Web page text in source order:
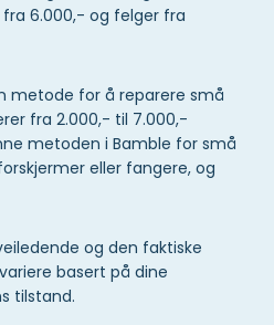
6.000,- og felger fra
metode for å reparere små
fra 2.000,- til 7.000,-
metoden i Bamble for små
eller fangere, og
og den faktiske
basert på dine
tilstand.